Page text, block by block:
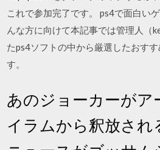
これで参加完了です。 ps4で面白い
んな方に向けて本記事では管理人（
たps4ソフトの中から厳選したおす
す。
あのジョーカーがア
イラムから釈放され